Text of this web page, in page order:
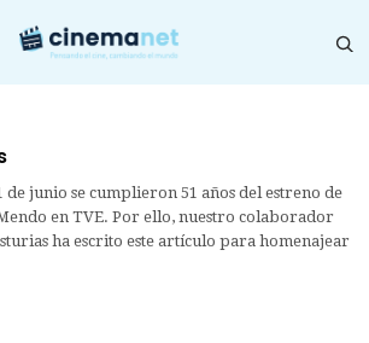
de junio se cumplieron 51 años del estreno de
en TVE. Por ello, nuestro colaborador
ha escrito este artículo para homenajear